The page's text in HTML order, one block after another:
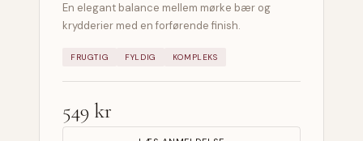
En elegant balance mellem mørke bær og
krydderier med en forførende finish.
FRUGTIG FYLDIG KOMPLEKS
549 kr